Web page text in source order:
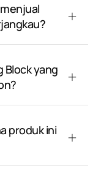
Block yang
produk ini